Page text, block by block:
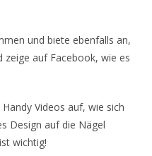
und biete ebenfalls an,
zeige auf Facebook, wie es
Videos auf, wie sich
Design auf die Nägel
wichtig!